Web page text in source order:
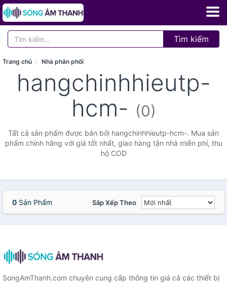
Tìm kiếm
Trang chủ Nhà phân phối
hangchinhhieutp-
hcm- (0)
Tất cả sản phẩm được bán bởi hangchinhhieutp-hcm-. Mua sản
phẩm chính hãng với giá tốt nhất, giao hàng tận nhà miễn phí, thu
hộ COD
0 Sản Phẩm Sắp Xếp Theo
SongAmThanh.com chuyên cung cấp thông tin giá cả các thiết bị